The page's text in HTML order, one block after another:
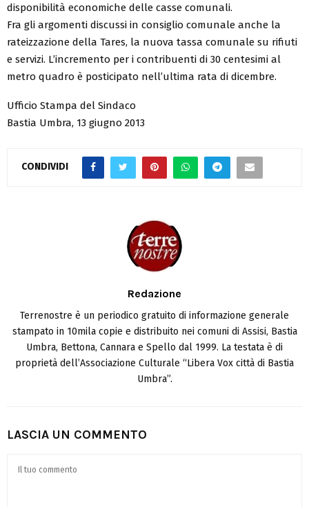
disponibilità economiche delle casse comunali.
Fra gli argomenti discussi in consiglio comunale anche la
rateizzazione della Tares, la nuova tassa comunale su rifiuti
e servizi. L’incremento per i contribuenti di 30 centesimi al
metro quadro è posticipato nell’ultima rata di dicembre.
Ufficio Stampa del Sindaco
Bastia Umbra, 13 giugno 2013
CONDIVIDI
Redazione
Terrenostre è un periodico gratuito di informazione generale
stampato in 10mila copie e distribuito nei comuni di Assisi, Bastia
Umbra, Bettona, Cannara e Spello dal 1999. La testata è di
proprietà dell’Associazione Culturale “Libera Vox città di Bastia
Umbra”.
LASCIA UN COMMENTO